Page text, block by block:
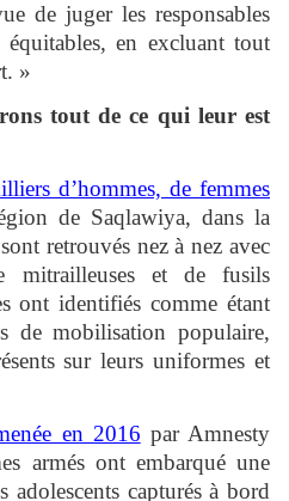
de juger les responsables
en excluant tout
»
tout de ce qui leur est
d’hommes, de femmes
de Saqlawiya, dans la
retrouvés nez à nez avec
mitrailleuses et de fusils
ont identifiés comme étant
de mobilisation populaire,
sur leurs uniformes et
en 2016 par Amnesty
armés ont embarqué une
adolescents capturés à bord